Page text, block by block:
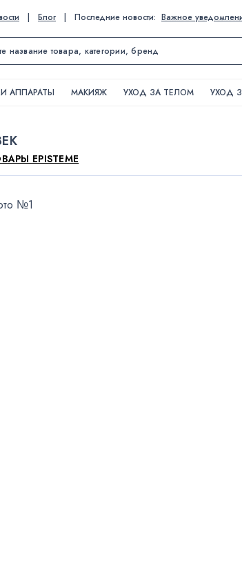
| Блог | Последние новости: Важное
АППАРАТЫ МАКИЯЖ УХОД ЗА ТЕЛОМ УХОД
EPISTEME